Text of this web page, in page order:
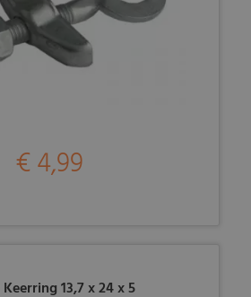
€ 4,99
13,7 x 24 x 5